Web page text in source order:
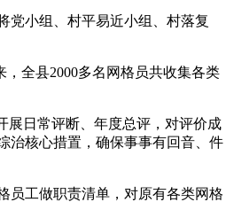
小组、村平易近小组、村落复
全县2000多名网格员共收集各类
日常评断、年度总评，对评价成
治核心措置，确保事事有回音、件
工做职责清单，对原有各类网格